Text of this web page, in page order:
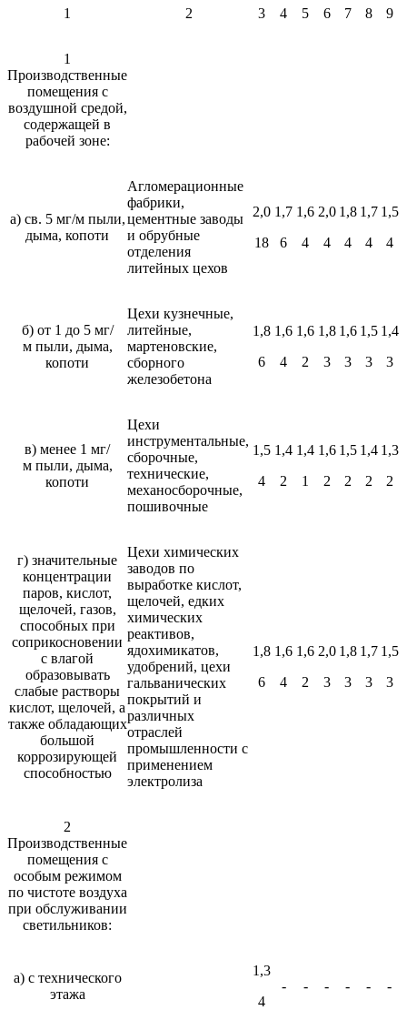
1 2 3 4 5 6 7 8 9
1
Производственные
помещения с
воздушной средой,
содержащей в
рабочей зоне:
а) св. 5 мг/м пыли,
дыма, копоти
Агломерационные
фабрики,
цементные заводы
и обрубные
отделения
литейных цехов
2,0
18
1,7
6
1,6
4
2,0
4
1,8
4
1,7
4
1,5
4
б) от 1 до 5 мг/
м пыли, дыма,
копоти
Цехи кузнечные,
литейные,
мартеновские,
сборного
железобетона
1,8
6
1,6
4
1,6
2
1,8
3
1,6
3
1,5
3
1,4
3
в) менее 1 мг/
м пыли, дыма,
копоти
Цехи
инструментальные,
сборочные,
технические,
механосборочные,
пошивочные
1,5
4
1,4
2
1,4
1
1,6
2
1,5
2
1,4
2
1,3
2
г) значительные
концентрации
паров, кислот,
щелочей, газов,
способных при
соприкосновении
с влагой
образовывать
слабые растворы
кислот, щелочей, а
также обладающих
большой
коррозирующей
способностью
Цехи химических
заводов по
выработке кислот,
щелочей, едких
химических
реактивов,
ядохимикатов,
удобрений, цехи
гальванических
покрытий и
различных
отраслей
промышленности с
применением
электролиза
1,8
6
1,6
4
1,6
2
2,0
3
1,8
3
1,7
3
1,5
3
2
Производственные
помещения с
особым режимом
по чистоте воздуха
при обслуживании
светильников:
а) с технического
этажа
1,3
4
- - - - - -